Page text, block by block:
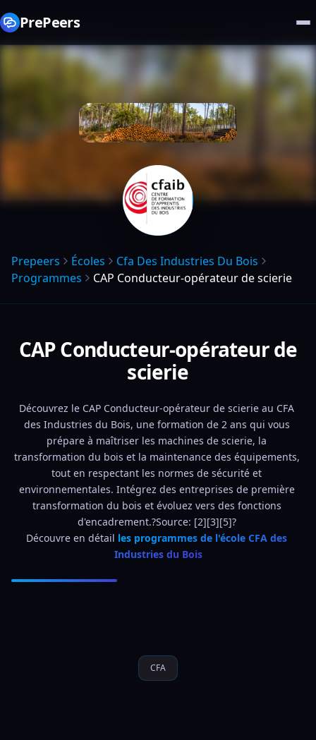
PrePeers
Prepeers Écoles
Cfa Des Industries Du Bois
Programmes
CAP Conducteur-opérateur de scierie
CAP Conducteur-opérateur de
scierie
Découvrez le CAP Conducteur-opérateur de scierie au CFA
des Industries du Bois, une formation de 2 ans qui vous
prépare à maîtriser les machines de scierie, la
transformation du bois et la maintenance des équipements,
tout en respectant les normes de sécurité et
environnementales. Intégrez des entreprises de première
transformation du bois et évoluez vers des fonctions
d'encadrement.?Source: [2][3][5]?
Découvre en détail les programmes de l'école CFA des
Industries du Bois
CFA